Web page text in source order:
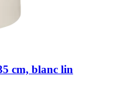
cm, blanc lin